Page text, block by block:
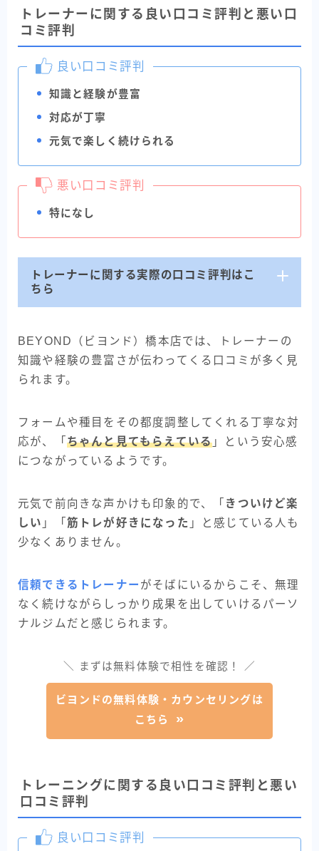
トレーナーに関する良い口コミ評判と悪い口
コミ評判
良い口コミ評判
知識と経験が豊富
対応が丁寧
元気で楽しく続けられる
悪い口コミ評判
特になし
トレーナーに関する実際の口コミ評判はこ
ちら
BEYOND（ビヨンド）橋本店では、トレーナーの
知識や経験の豊富さが伝わってくる口コミが多く見
られます。
フォームや種目をその都度調整してくれる丁寧な対
応が、「 ちゃんと見てもらえている 」という安心感
につながっているようです。
元気で前向きな声かけも印象的で、「 きついけど楽
しい 」「 筋トレが好きになった 」と感じている人も
少なくありません。
信頼できるトレーナー がそばにいるからこそ、無理
なく続けながらしっかり成果を出していけるパーソ
ナルジムだと感じられます。
＼ まずは無料体験で相性を確認！ ／
ビヨンドの無料体験・カウンセリングは
こちら
トレーニングに関する良い口コミ評判と悪い
口コミ評判
良い口コミ評判